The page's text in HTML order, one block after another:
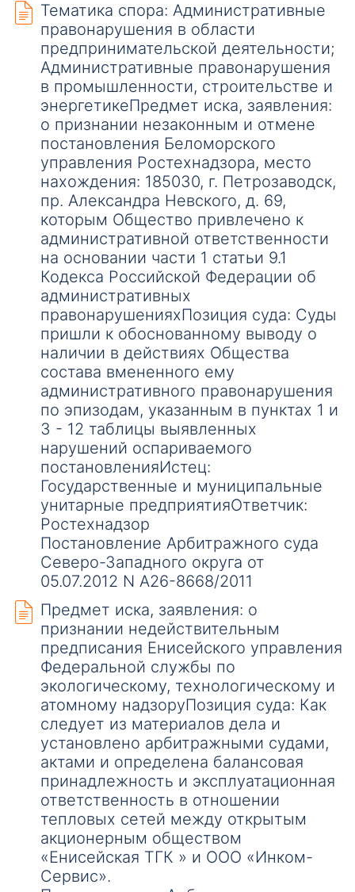
Тематика спора: Административные
правонарушения в области
предпринимательской деятельности;
Административные правонарушения
в промышленности, строительстве и
энергетикеПредмет иска, заявления:
о признании незаконным и отмене
постановления Беломорского
управления Ростехнадзора, место
нахождения: 185030, г. Петрозаводск,
пр. Александра Невского, д. 69,
которым Общество привлечено к
административной ответственности
на основании части 1 статьи 9.1
Кодекса Российской Федерации об
административных
правонарушенияхПозиция суда: Суды
пришли к обоснованному выводу о
наличии в действиях Общества
состава вмененного ему
административного правонарушения
по эпизодам, указанным в пунктах 1 и
3 - 12 таблицы выявленных
нарушений оспариваемого
постановленияИстец:
Государственные и муниципальные
унитарные предприятияОтветчик:
Ростехнадзор
Постановление Арбитражного суда
Северо-Западного округа от
05.07.2012 N А26-8668/2011
Предмет иска, заявления: о
признании недействительным
предписания Енисейского управления
Федеральной службы по
экологическому, технологическому и
атомному надзоруПозиция суда: Как
следует из материалов дела и
установлено арбитражными судами,
актами и определена балансовая
принадлежность и эксплуатационная
ответственность в отношении
тепловых сетей между открытым
акционерным обществом
«Енисейская ТГК » и ООО «Инком-
Сервис».